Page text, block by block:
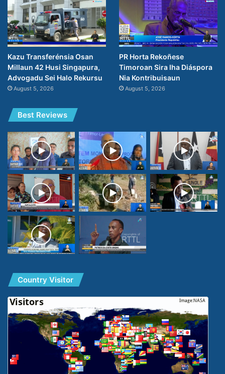
Kazu Transferénsia Osan
Millaun 42 Husi Singapura,
Advogadu Sei Halo Rekursu
August 5, 2026
PR Horta Rekoñese
Timoroan Sira Iha Diáspora
Nia Kontribuisaun
August 5, 2026
Best Reviews
Country Visitor